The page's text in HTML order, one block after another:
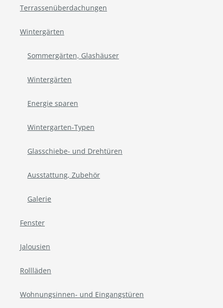
Terrassenüberdachungen
Wintergärten
Sommergärten, Glashäuser
Wintergärten
Energie sparen
Wintergarten-Typen
Glasschiebe- und Drehtüren
Ausstattung, Zubehör
Galerie
Fenster
Jalousien
Rollläden
Wohnungsinnen- und Eingangstüren